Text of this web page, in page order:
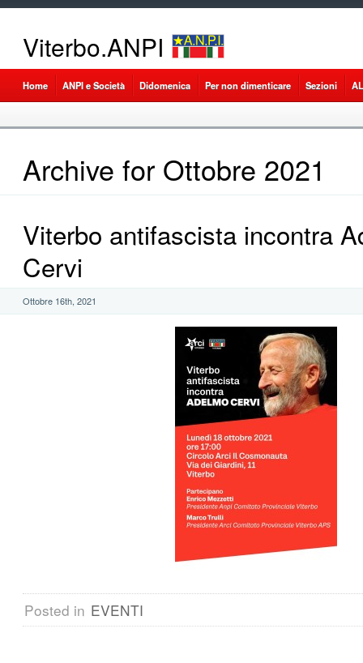
Viterbo.ANPI
Home ANPI e Società Didomenica Per non dimenticare Sezioni
Archive for Ottobre 2021
Viterbo antifascista incontra
Cervi
Ottobre 16th, 2021
Posted in EVENTI